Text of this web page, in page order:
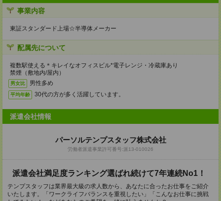
事業内容
東証スタンダード上場☆半導体メーカー
配属先について
複数駅使える＊キレイなオフィスビル*電子レンジ・冷蔵庫あり
禁煙（敷地内/屋内）
男女比 男性多め
平均年齢 30代の方が多く活躍しています。
派遣会社情報
パーソルテンプスタッフ株式会社
労働者派遣事業許可番号:派13-010026
派遣会社満足度ランキング選ばれ続けて7年連続No1！
テンプスタッフは業界最大級の求人数から、あなたに合ったお仕事をご紹介
いたします。「ワークライフバランスを重視したい」「こんなお仕事に挑戦